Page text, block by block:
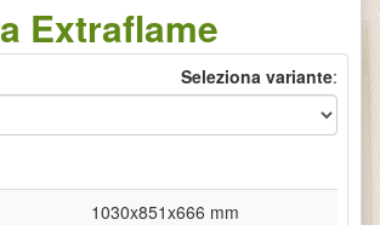
Extraflame
Seleziona variante:
1030x851x666 mm